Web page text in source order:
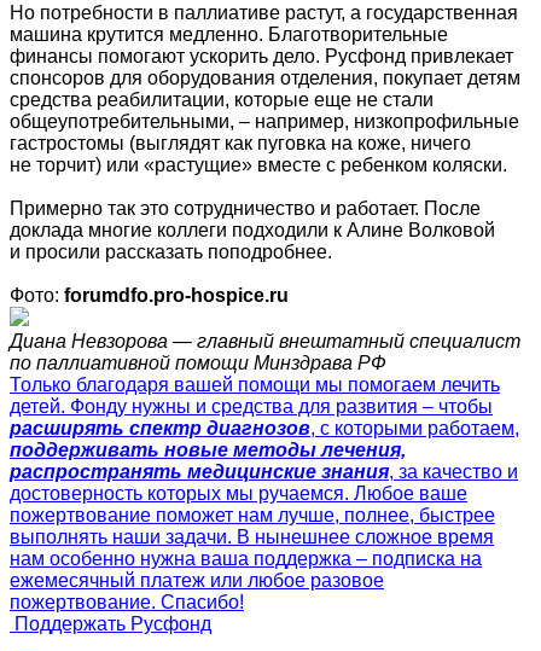
Но потребности в паллиативе растут, а государственная
машина крутится медленно. Благотворительные
финансы помогают ускорить дело. Русфонд привлекает
спонсоров для оборудования отделения, покупает детям
средства реабилитации, которые еще не стали
общеупотребительными, – например, низкопрофильные
гастростомы (выглядят как пуговка на коже, ничего
не торчит) или «растущие» вместе с ребенком коляски.
Примерно так это сотрудничество и работает. После
доклада многие коллеги подходили к Алине Волковой
и просили рассказать поподробнее.
Фото: forumdfo.pro-hospice.ru
Диана Невзорова — главный внештатный специалист
по паллиативной помощи Минздрава РФ
Только благодаря вашей помощи мы помогаем лечить
детей. Фонду нужны и средства для развития – чтобы
расширять спектр диагнозов, с которыми работаем,
поддерживать новые методы лечения,
распространять медицинские знания, за качество и
достоверность которых мы ручаемся. Любое ваше
пожертвование поможет нам лучше, полнее, быстрее
выполнять наши задачи. В нынешнее сложное время
нам особенно нужна ваша поддержка – подписка на
ежемесячный платеж или любое разовое
пожертвование. Спасибо!
Поддержать Русфонд